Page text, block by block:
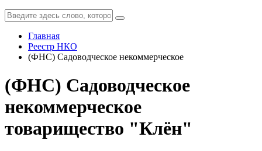
Главная
Реестр НКО
(ФНС) Садоводческое некоммерческое
(ФНС) Садоводческое
некоммерческое
товарищество "Клён"